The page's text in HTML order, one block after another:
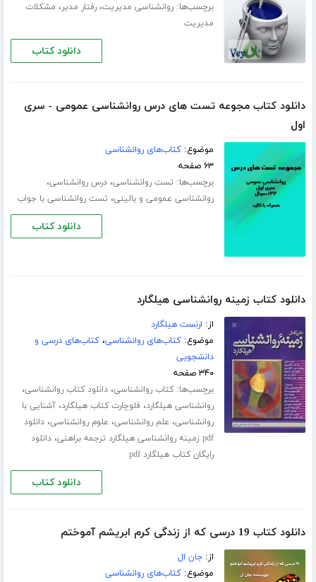
برچسب‌ها:روانشناسی مدیریت،رفتار مدیر، مشکلات
مدیریت
دانلود کتاب
دانلود کتاب مجوعه تست های درس روانشناسی عمومی - سری
اول
موضوع:کتاب‌های روانشناسی
۶۳ صفحه
برچسب‌ها: تست روانشناسی،درس روانشناسی،
روانشناسی عمومی و بالینی، تست روانشناسی با جواب
دانلود کتاب
دانلود کتاب زمینه روانشناسی هیلگارد
از: ارنست هیلگارد
موضوع:کتاب‌های روانشناسی،کتاب‌های درسی و
دانشجویی
۳۴۰ صفحه
برچسب‌ها:کتاب روانشناسی،دانلود کتاب روانشناسی،
روانشناسی هیلگارد، فلوچارت کتاب هیلگارد،آشنایی با
روانشناسی، علم روانشناسی، علوم روانشناسی،دانلود
pdf زمینه روانشناسی هیلگارد ترجمه براهنی
،دانلود
رایگان کتاب هیلگارد pdf
دانلود کتاب
دانلود کتاب 19 درسی که از زندگی کرم ابریشم آموختم
از:جان ال
موضوع:کتاب‌های روانشناسی